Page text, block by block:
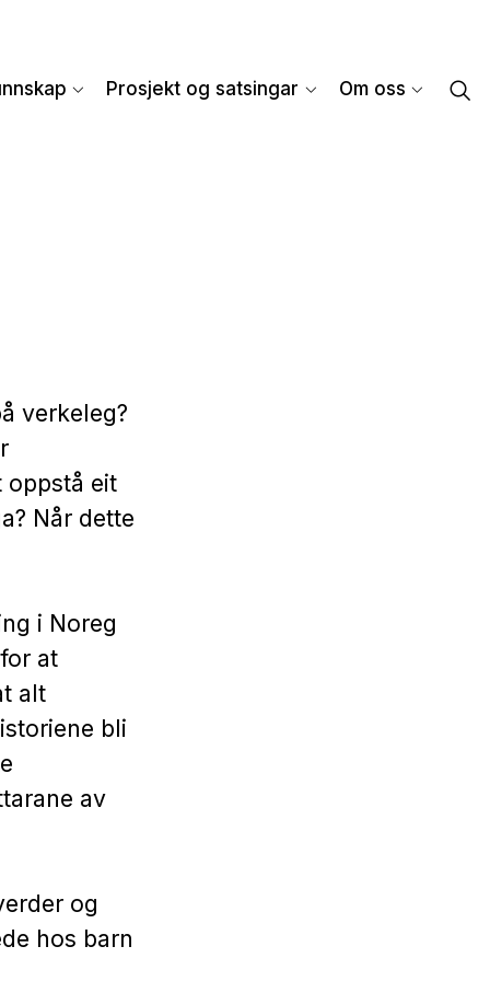
Prosjekt og satsingar Om oss
verkeleg?
oppstå eit
Når dette
i Noreg
at
alt
bli
av
og
hos barn